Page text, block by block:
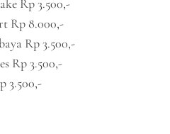
Rp 3.500,-
Rp 8.000,-
Rp 3.500,-
Rp 3.500,-
3.500,-